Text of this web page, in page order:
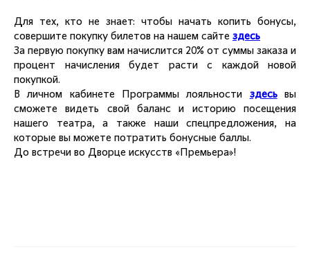
Для тех, кто не знает: чтобы начать копить бонусы,
совершите покупку билетов на нашем сайте здесь
За первую покупку вам начислится 20% от суммы заказа и
процент начисления будет расти с каждой новой
покупкой.
В личном кабинете Программы лояльности здесьвы
сможете видеть свой баланс и историю посещения
нашего театра, а также наши спецпредложения, на
которые вы можете потратить бонусные баллы.
До встречи во Дворце искусств «Премьера»!